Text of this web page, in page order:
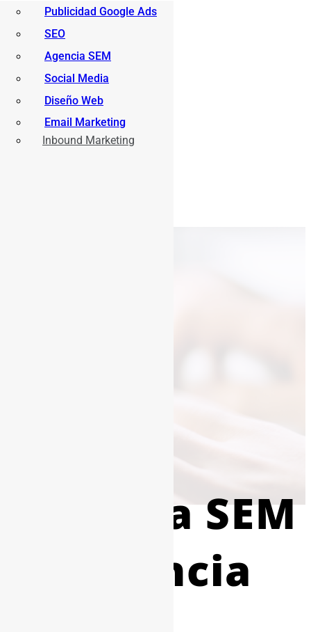
INICIO
Publicidad Google Ads
SEO
Agencia SEM
Social Media
Diseño Web
Email Marketing
Inbound Marketing
Agencia SEM
Valencia